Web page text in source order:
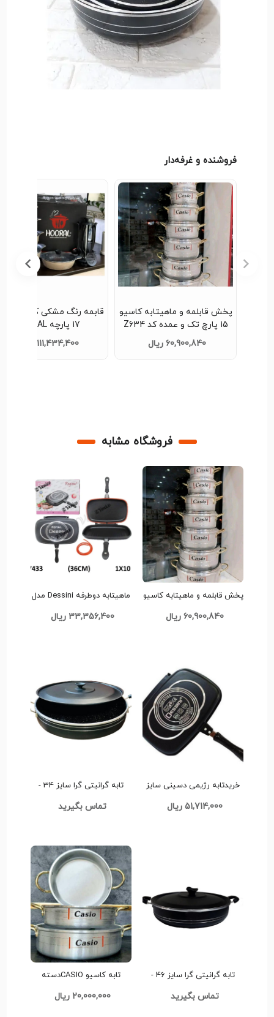
باشد و به شما در داشتن آشپزی راحت‌تر کمک کند.
فروشنده و غرفه‌دار
قابمه رنگ مشکی کرم بادمجانی
17 پارچه HOORAL
111,434,400 ریال
طراحی بزرگ و کیفیت
کدb1063
تماس بگیرید
فروشگاه مشابه
پخش قابلمه و ماهیتابه کاسیو
60,900,840 ریال
ماهیتابه دوطرفه Dessini مدل
33,356,400 ریال
خریدتابه رژیمی دسینی سایز
51,714,000 ریال
تابه گرانیتی گرا سایز 34 -
روزمره کدb1067
تماس بگیرید
تابه گرانیتی گرا سایز 46 -
کدb1064
تماس بگیرید
تابه کاسیو CASIOدسته
20,000,000 ریال